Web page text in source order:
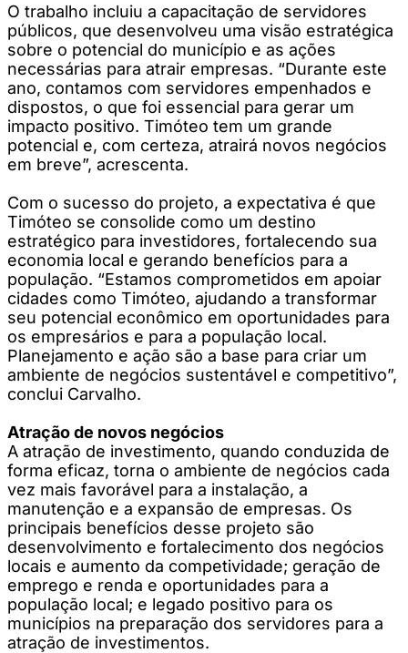
O trabalho incluiu a capacitação de servidores
públicos, que desenvolveu uma visão estratégica
sobre o potencial do município e as ações
necessárias para atrair empresas. “Durante este
ano, contamos com servidores empenhados e
dispostos, o que foi essencial para gerar um
impacto positivo. Timóteo tem um grande
potencial e, com certeza, atrairá novos negócios
em breve”, acrescenta.
Com o sucesso do projeto, a expectativa é que
Timóteo se consolide como um destino
estratégico para investidores, fortalecendo sua
economia local e gerando benefícios para a
população. “Estamos comprometidos em apoiar
cidades como Timóteo, ajudando a transformar
seu potencial econômico em oportunidades para
os empresários e para a população local.
Planejamento e ação são a base para criar um
ambiente de negócios sustentável e competitivo”,
conclui Carvalho.
Atração de novos negócios
A atração de investimento, quando conduzida de
forma eficaz, torna o ambiente de negócios cada
vez mais favorável para a instalação, a
manutenção e a expansão de empresas. Os
principais benefícios desse projeto são
desenvolvimento e fortalecimento dos negócios
locais e aumento da competividade; geração de
emprego e renda e oportunidades para a
população local; e legado positivo para os
municípios na preparação dos servidores para a
atração de investimentos.